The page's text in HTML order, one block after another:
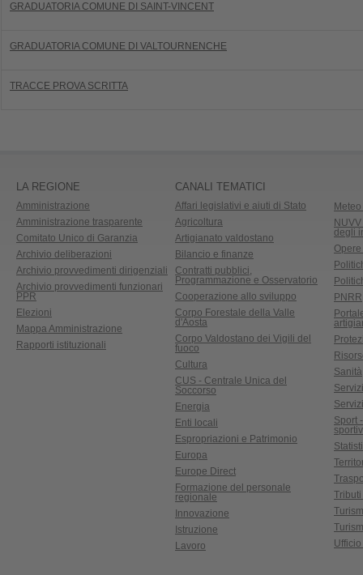
GRADUATORIA COMUNE DI SAINT-VINCENT
GRADUATORIA COMUNE DI VALTOURNENCHE
TRACCE PROVA SCRITTA
LA REGIONE
Amministrazione
Amministrazione trasparente
Comitato Unico di Garanzia
Archivio deliberazioni
Archivio provvedimenti dirigenziali
Archivio provvedimenti funzionari
PPR
Elezioni
Mappa Amministrazione
Rapporti istituzionali
CANALI TEMATICI
Affari legislativi e aiuti di Stato
Agricoltura
Artigianato valdostano
Bilancio e finanze
Contratti pubblici,
Programmazione e Osservatorio
Cooperazione allo sviluppo
Corpo Forestale della Valle
d'Aosta
Corpo Valdostano dei Vigili del
fuoco
Cultura
CUS - Centrale Unica del
Soccorso
Energia
Enti locali
Espropriazioni e Patrimonio
Europa
Europe Direct
Formazione del personale
regionale
Innovazione
Istruzione
Lavoro
degli
PNRR
Sanità
Sport